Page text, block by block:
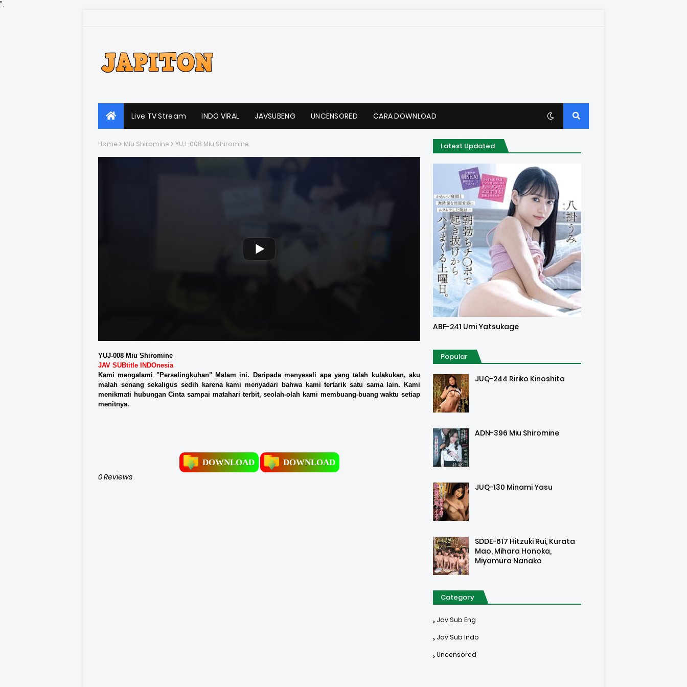
".
Live TV Stream INDO VIRAL JAVSUBENG UNCENSORED CARA DOWNLOAD
Home Miu Shiromine YUJ-008 Miu Shiromine
YUJ-008 Miu Shiromine
JAV SUBtitle INDOnesia
Kami mengalami "Perselingkuhan" Malam ini. Daripada menyesali apa yang telah kulakukan, aku
malah senang sekaligus sedih karena kami menyadari bahwa kami tertarik satu sama lain. Kami
menikmati hubungan Cinta sampai matahari terbit, seolah-olah kami membuang-buang waktu setiap
menitnya.
DOWNLOAD DOWNLOAD
0 Reviews
Latest Updated
Uncensored
ABF-241 Umi Yatsukage
Popular
JUQ-244 Ririko Kinoshita
ADN-396 Miu Shiromine
JUQ-130 Minami Yasu
SDDE-617 Hitzuki Rui, Kurata
Mao, Mihara Honoka,
Miyamura Nanako
Category
Jav Sub Eng
Jav Sub Indo
Uncensored